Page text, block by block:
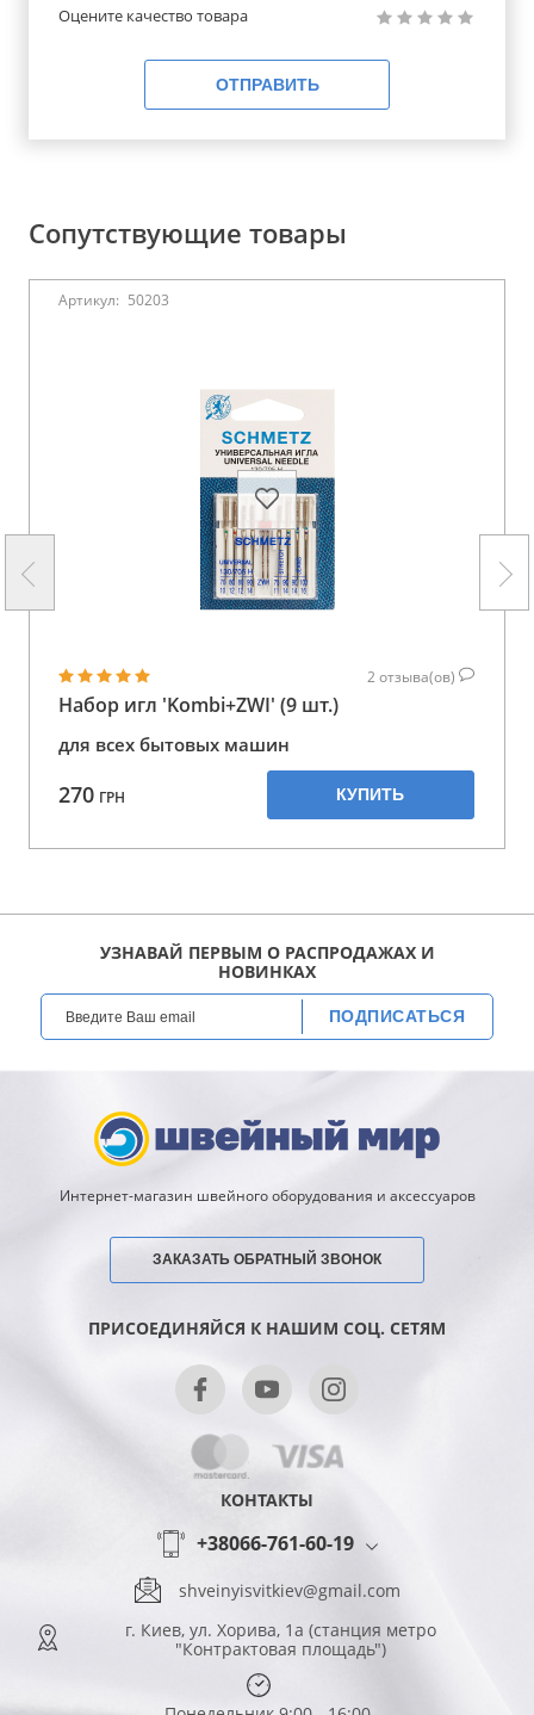
Оцените качество товара
ОТПРАВИТЬ
Сопутствующие товары
Артикул: 50203
2 отзыва(ов)
Набор игл 'Kombi+ZWI' (9 шт.)
для всех бытовых машин
270 ГРН КУПИТЬ
УЗНАВАЙ ПЕРВЫМ О РАСПРОДАЖАХ И
НОВИНКАХ
ПОДПИСАТЬСЯ
Интернет-магазин швейного оборудования и аксессуаров
ЗАКАЗАТЬ ОБРАТНЫЙ ЗВОНОК
ПРИСОЕДИНЯЙСЯ К НАШИМ СОЦ. СЕТЯМ
КОНТАКТЫ
+38066-761-60-19
shveinyisvitkiev@gmail.com
г. Киев, ул. Хорива, 1а (станция метро
"Контрактовая площадь")